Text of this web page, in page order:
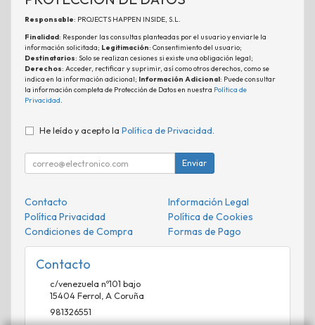
Responsable: PROJECTS HAPPEN INSIDE, S.L.
Finalidad: Responder las consultas planteadas por el usuario y enviarle la
información solicitada; Legitimación: Consentimiento del usuario;
Destinatarios: Solo se realizan cesiones si existe una obligación legal;
Derechos: Acceder, rectificar y suprimir, así como otros derechos, como se
indica en la información adicional; Información Adicional: Puede consultar
la información completa de Protección de Datos en nuestra Política de
Privacidad.
He leído y acepto la Política de Privacidad
Enviar
Contacto
Información Legal
Política Privacidad
Política de Cookies
Condiciones de Compra
Formas de Pago
Contacto
c/venezuela nº101 bajo
15404Ferrol A Coruña
981326551